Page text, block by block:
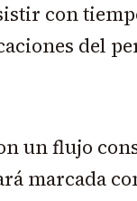
con
del
un flujo
marcada